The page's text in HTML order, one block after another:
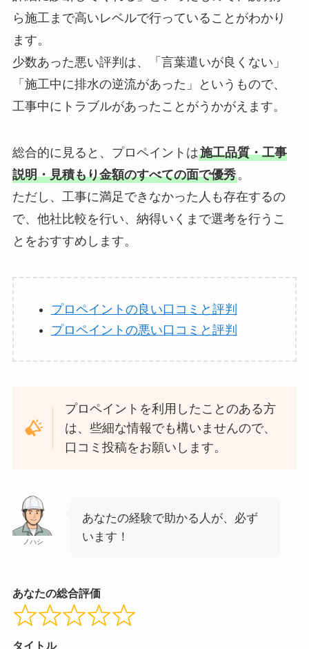
ら施工まで高いレベルで行っていることがわかり
ます。
少数あった悪い評判は、「言葉遣いが良くない」
「施工中に排水の逆流があった」というもので、
工事中にトラブルがあったことがうかがえます。
総合的に見ると、プロペイントは施工品質・工事
説明・見積もり金額のすべての面で優秀。
ただし、工事に満足できなかった人も存在するの
で、他社比較を行い、納得いくまで選考を行うこ
とをおすすめします。
プロペイントの良い口コミと評判
プロペイントの悪い口コミと評判
プロペイントを利用したことのある方
は、些細な情報でも構いませんので、
口コミ投稿をお願いします。
ノハシ
あなたの経験で助かる人が、必ず
います！
あなたの総合評価
タイトル